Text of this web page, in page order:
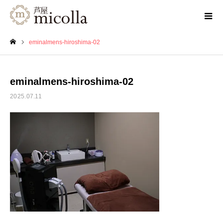
eminalmens-hiroshima-02
eminalmens-hiroshima-02
2025.07.11